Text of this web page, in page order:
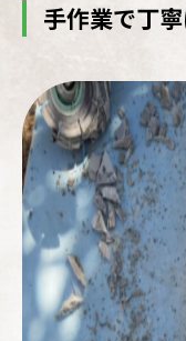
手作業で丁